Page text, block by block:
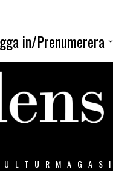
in/Prenumerera